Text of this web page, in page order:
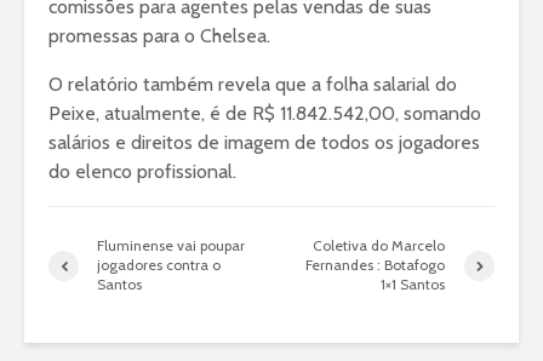
comissões para agentes pelas vendas de suas
promessas para o Chelsea.
O relatório também revela que a folha salarial do
Peixe, atualmente, é de R$ 11.842.542,00, somando
salários e direitos de imagem de todos os jogadores
do elenco profissional.
Fluminense vai poupar
jogadores contra o
Santos
Coletiva do Marcelo
Fernandes : Botafogo
1×1 Santos